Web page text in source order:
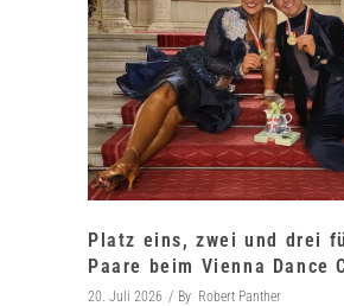
Platz eins, zwei und drei
Paare beim Vienna Dance
20. Juli 2026 By Robert Panther